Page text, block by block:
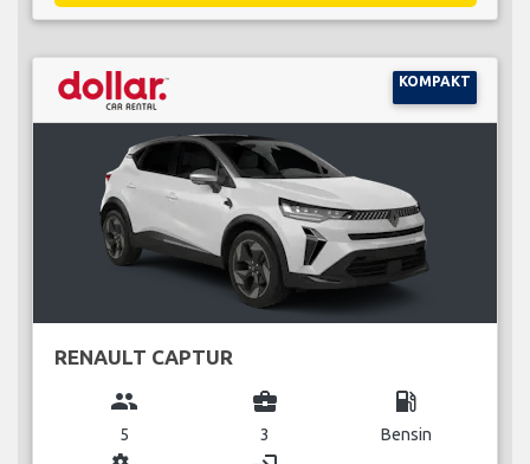
KOMPAKT
RENAULT CAPTUR
group
5
business_center
3
local_gas_station
Bensin